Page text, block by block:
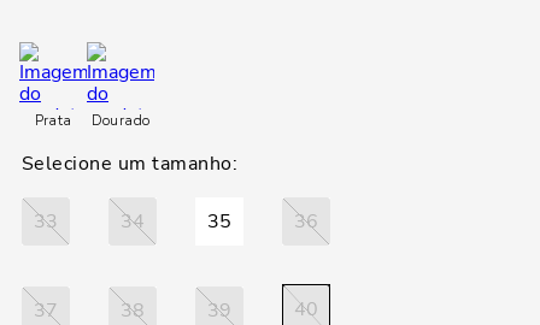
Prata Dourado
33 34 35 36
37 38 39 40